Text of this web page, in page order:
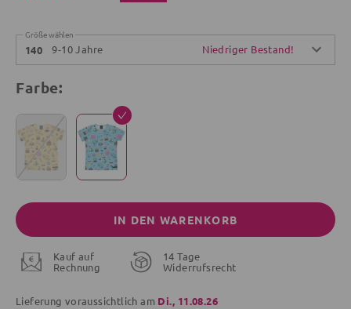
Größe wählen
140 9-10 Jahre Niedriger Bestand!
Farbe:
IN DEN WARENKORB
Kauf auf
Rechnung
14 Tage
Widerrufsrecht
Lieferung voraussichtlich am Di., 11.08.26